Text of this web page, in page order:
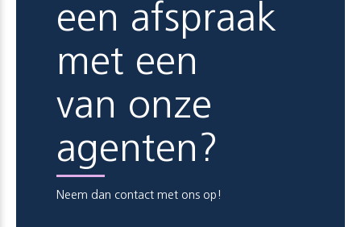
een afspraak
met een
van onze
agenten?
Neem dan contact met ons op!